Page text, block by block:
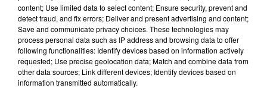
Les horaires des tram et bus Divia
sont modifiés à partir de ce lundi et
jusqu'au vendredi 1er mars.
content; Use limited data to select content; Ensure security, prevent and
detect fraud, and fix errors; Deliver and present advertising and content;
Save and communicate privacy choices. These technologies may
process personal data such as IP address and browsing data to offer
following functionalities: Identify devices based on information actively
requested; Use precise geolocation data; Match and combine data from
other data sources; Link different devices; Identify devices based on
information transmitted automatically.